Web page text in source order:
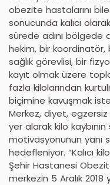
obezite hastalarını
sonucunda kalıcı
sürede adını bölgede
hekim, bir koordinatör,
sağlık görevlisi, bir
kayıt olmak üzere
fazla kilolarından
biçimine kavuşmak
Merkez, diyet,
yer alarak kilo
motivasyonunun yanı
hedefleniyor. “Kalıcı
Şehir Hastanesi
merkezin 5 Aralık 2018